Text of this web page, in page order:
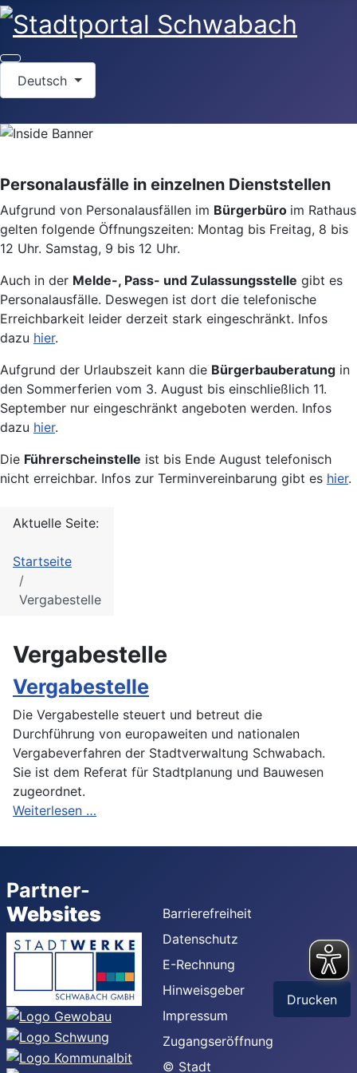
Deutsch
Personalausfälle in einzelnen Dienststellen
Aufgrund von Personalausfällen im Bürgerbüro im Rathaus
gelten folgende Öffnungszeiten: Montag bis Freitag, 8 bis
12 Uhr. Samstag, 9 bis 12 Uhr.
Auch in der Melde-, Pass- und Zulassungsstelle gibt es
Personalausfälle. Deswegen ist dort die telefonische
Erreichbarkeit leider derzeit stark eingeschränkt. Infos
dazu hier.
Aufgrund der Urlaubszeit kann die Bürgerbauberatung in
den Sommerferien vom 3. August bis einschließlich 11.
September nur eingeschränkt angeboten werden. Infos
dazu hier.
Die Führerscheinstelle ist bis Ende August telefonisch
nicht erreichbar. Infos zur Terminvereinbarung gibt es hier.
Aktuelle Seite:
Startseite
Vergabestelle
Vergabestelle
Vergabestelle
Die Vergabestelle steuert und betreut die
Durchführung von europaweiten und nationalen
Vergabeverfahren der Stadtverwaltung Schwabach.
Sie ist dem Referat für Stadtplanung und Bauwesen
zugeordnet.
Weiterlesen …
Partner-
Websites
Barrierefreiheit
Datenschutz
E-Rechnung
Hinweisgeber
Impressum
Zugangseröffnung
© Stadt
Drucken